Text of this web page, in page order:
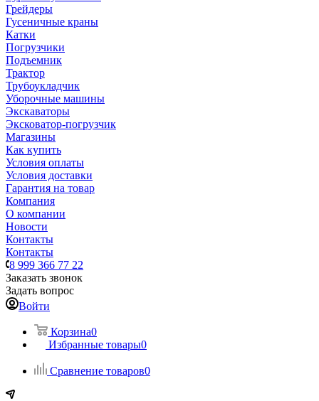
Грейдеры
Гусеничные краны
Катки
Погрузчики
Подъемник
Трактор
Трубоукладчик
Уборочные машины
Экскаваторы
Эксковатор-погрузчик
Магазины
Как купить
Условия оплаты
Условия доставки
Гарантия на товар
Компания
О компании
Новости
Контакты
Контакты
8 999 366 77 22
Заказать звонок
Задать вопрос
Войти
Корзина0
Избранные товары0
Сравнение товаров0